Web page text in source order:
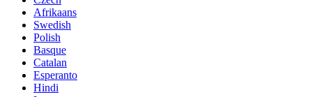
Afrikaans
Swedish
Polish
Basque
Catalan
Esperanto
Hindi